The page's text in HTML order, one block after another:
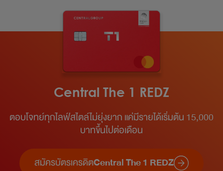
Central The 1 REDZ
ตอบโจทย์ทุกไลฟ์สไตล์ไม่ยุ่งยาก แค่มีรายได้เริ่มต้น 15,000
บาทขึ้นไปต่อเดือน​
สมัครบัตรเครดิตCentral The 1 REDZ